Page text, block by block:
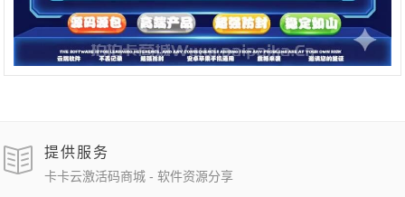
提供服务
卡卡云激活码商城 - 软件资源分享